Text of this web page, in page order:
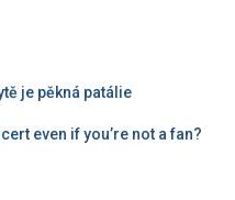
je pěkná patálie
even if you’re not a fan?